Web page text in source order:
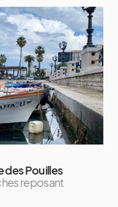
des Pouilles
reposant